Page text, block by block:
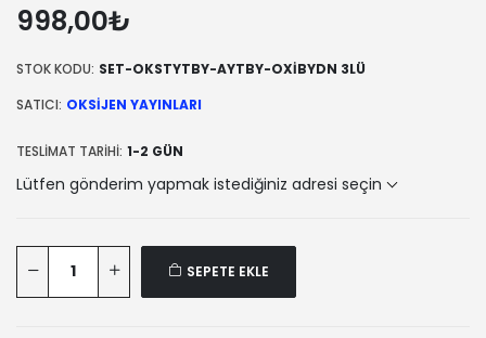
998,00₺
STOK KODU: SET-OKSTYTBY-AYTBY-OXİBYDN 3LÜ
SATICI: OKSIJEN YAYINLARI
TESLIMAT TARIHI: 1-2 GÜN
Lütfen gönderim yapmak istediğiniz adresi seçin
SEPETE EKLE